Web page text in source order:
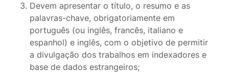
Devem apresentar o título, o resumo e as
palavras-chave, obrigatoriamente em
português (ou inglês, francês, italiano e
espanhol) e inglês, com o objetivo de permitir
a divulgação dos trabalhos em indexadores e
base de dados estrangeiros;